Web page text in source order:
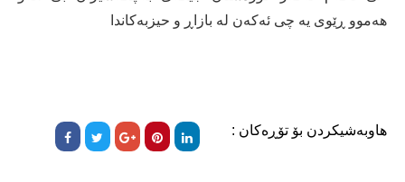
ھەموو ڕێوی یە چی ئەکەن لە بازاڕ و حیزبەکاندا
هاوبەشیکردن بۆ تۆڕەکان :